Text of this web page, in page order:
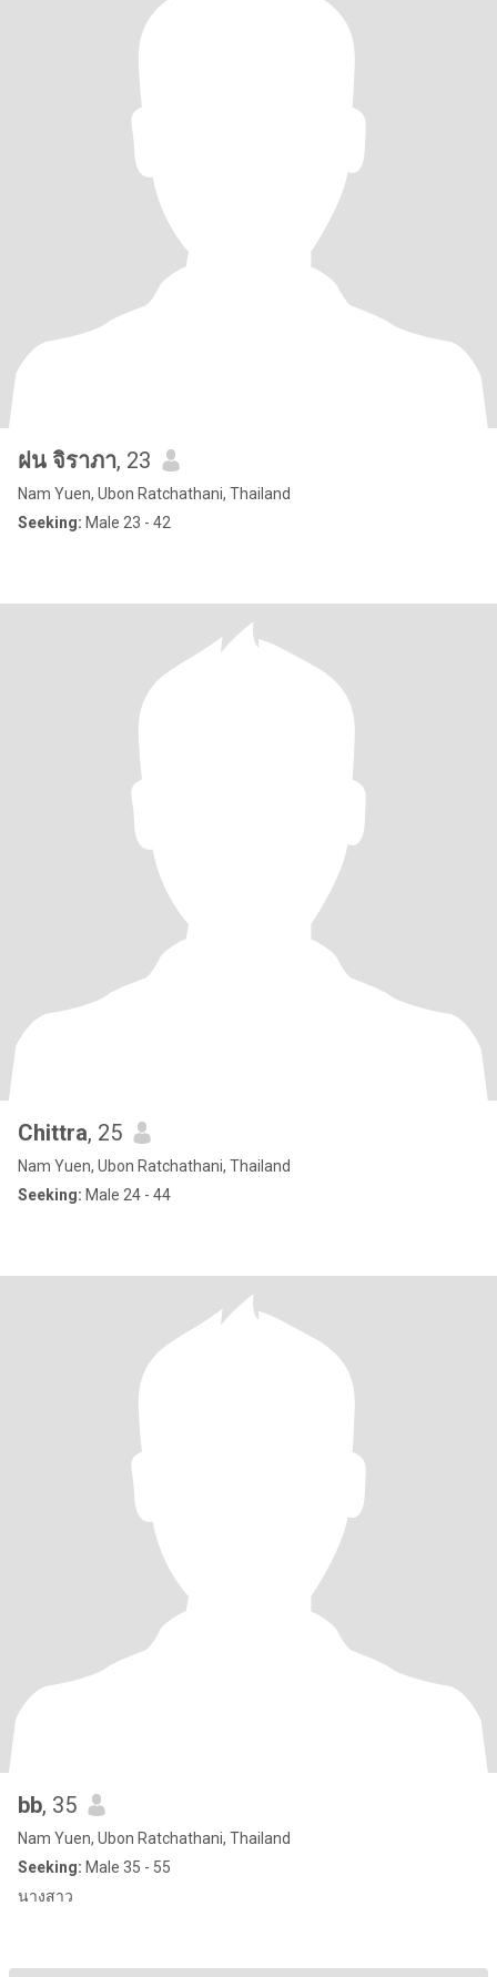
ฝน จิราภา, 23
Nam Yuen, Ubon Ratchathani, Thailand
Seeking: Male 23 - 42
Chittra, 25
Nam Yuen, Ubon Ratchathani, Thailand
Seeking: Male 24 - 44
bb, 35
Nam Yuen, Ubon Ratchathani, Thailand
Seeking: Male 35 - 55
นางสาว